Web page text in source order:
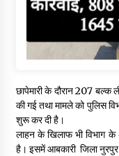
छापेमारी के दौरान 207 बल्क
की गई तथा मामले को पुलिस
शुरू कर दी है।
लाहन के खिलाफ भी विभाग के
है। इसमें आबकारी जिला